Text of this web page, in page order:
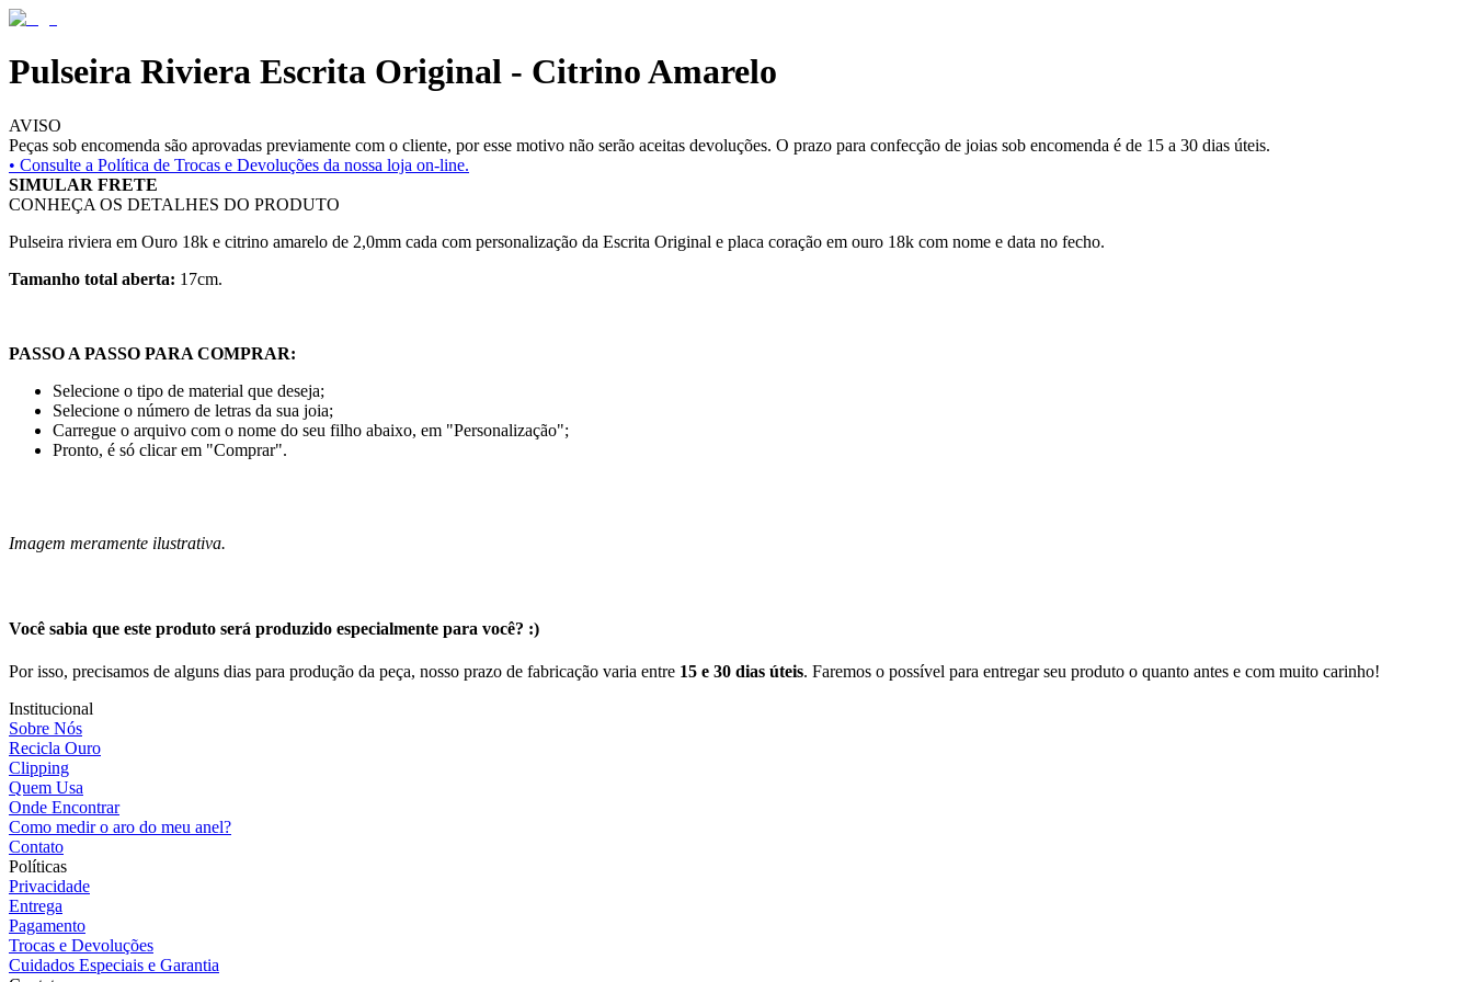
Pulseira Riviera Escrita Original - Citrino Amarelo
AVISO
Peças sob encomenda são aprovadas previamente com o cliente, por esse motivo não serão aceitas devoluções. O prazo para confecção de joias sob encomenda é de 15 a 30 dias úteis.
• Consulte a Política de Trocas e Devoluções da nossa loja on-line.
SIMULAR FRETE
CONHEÇA OS DETALHES DO PRODUTO
Pulseira riviera em Ouro 18k e citrino amarelo de 2,0mm cada com personalização da Escrita Original e placa coração em ouro 18k com nome e data no fecho.
Tamanho total aberta: 17cm.
PASSO A PASSO PARA COMPRAR:
Selecione o tipo de material que deseja;
Selecione o número de letras da sua joia;
Carregue o arquivo com o nome do seu filho abaixo, em "Personalização";
Pronto, é só clicar em "Comprar".
Imagem meramente ilustrativa.
Você sabia que este produto será produzido especialmente para você? :)
Por isso, precisamos de alguns dias para produção da peça, nosso prazo de fabricação varia entre 15 e 30 dias úteis. Faremos o possível para entregar seu produto o quanto antes e com muito carinho!
Institucional
Sobre Nós
Recicla Ouro
Clipping
Quem Usa
Onde Encontrar
Como medir o aro do meu anel?
Contato
Políticas
Privacidade
Entrega
Pagamento
Trocas e Devoluções
Cuidados Especiais e Garantia